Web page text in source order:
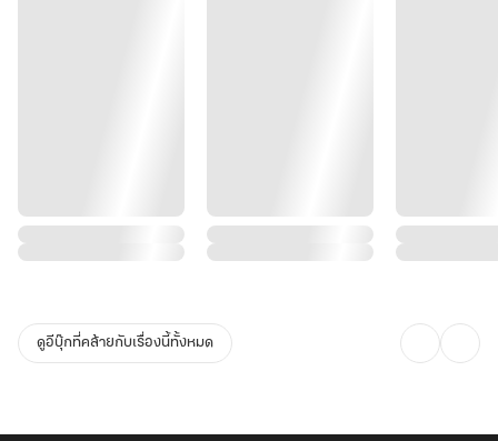
ดูอีบุ๊กที่คล้ายกับเรื่องนี้ทั้งหมด